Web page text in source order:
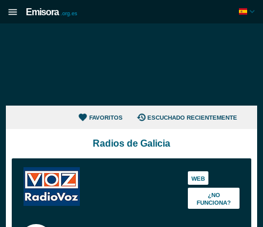
Emisora .org.es
FAVORITOS ESCUCHADO RECIENTEMENTE
Radios de Galicia
WEB
¿NO
FUNCIONA?